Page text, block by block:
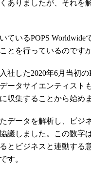
ありましたが、それを
ているPOPS Worldwide
とを行っているのですか
社した2020年6月当初の
ータサイエンティスト
収集することから始め
データを解析し、ビジ
議しました。この数字
とビジネスと連動する
す。